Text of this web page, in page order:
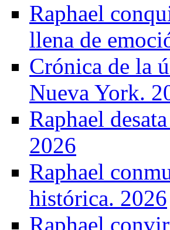
Raphael
llena de
Crónica de la
Nueva York.
Raphael
2026
Raphael
histórica. 2026
Raphael